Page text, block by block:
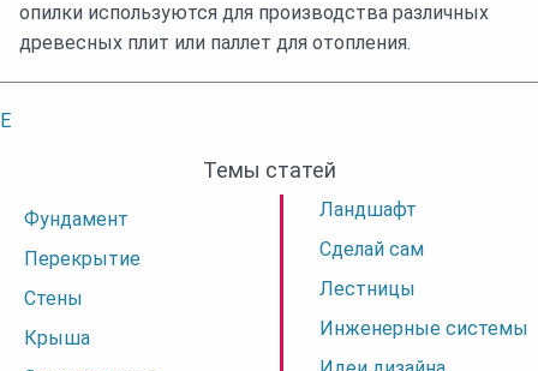
опилки используются для производства различных
древесных плит или паллет для отопления.
E
Темы статей
Фундамент
Перекрытие
Стены
Крыша
Ландшафт
Сделай сам
Лестницы
Инженерные системы